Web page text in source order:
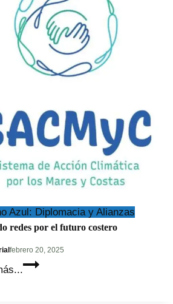
EL
AGUA.
Azul: Diplomacia y Alianzas
redes por el futuro costero
febrero 20, 2025
Tejiendo